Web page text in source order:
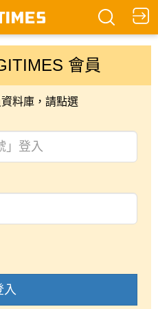
會員
料庫，請點選
入